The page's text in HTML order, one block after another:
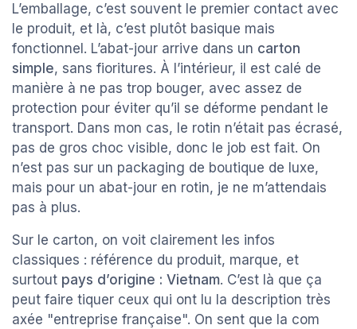
L’emballage, c’est souvent le premier contact avec
le produit, et là, c’est plutôt basique mais
fonctionnel. L’abat-jour arrive dans un carton
simple, sans fioritures. À l’intérieur, il est calé de
manière à ne pas trop bouger, avec assez de
protection pour éviter qu’il se déforme pendant le
transport. Dans mon cas, le rotin n’était pas écrasé,
pas de gros choc visible, donc le job est fait. On
n’est pas sur un packaging de boutique de luxe,
mais pour un abat-jour en rotin, je ne m’attendais
pas à plus.
Sur le carton, on voit clairement les infos
classiques : référence du produit, marque, et
surtout pays d’origine : Vietnam. C’est là que ça
peut faire tiquer ceux qui ont lu la description très
axée "entreprise française". On sent que la com